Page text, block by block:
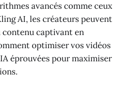
avancés comme ceux
AI, les créateurs peuvent
captivant en
optimiser vos vidéos
éprouvées pour maximiser